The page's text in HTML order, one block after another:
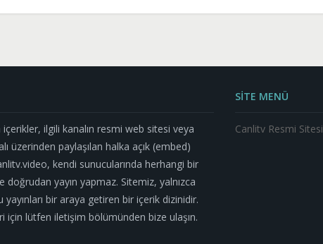
ilgili kanalın resmi web sitesi veya
üzerinden paylaşılan halka açık (embed)
kendi sunucularında herhangi bir
doğrudan yayın yapmaz. Sitemiz, yalnızca
yayınları bir araya getiren bir içerik dizinidir.
için lütfen iletişim bölümünden bize ulaşın.
SİTE MENÜ
Canlitv Resmi Sitesi